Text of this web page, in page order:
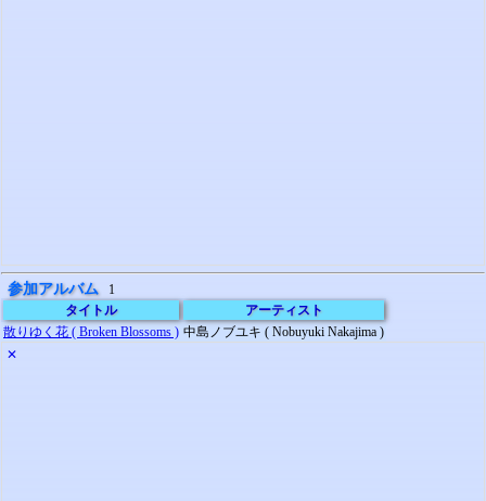
参加アルバム
1
タイトル
アーティスト
散りゆく花 ( Broken Blossoms ) 中島ノブユキ ( Nobuyuki Nakajima )
✕